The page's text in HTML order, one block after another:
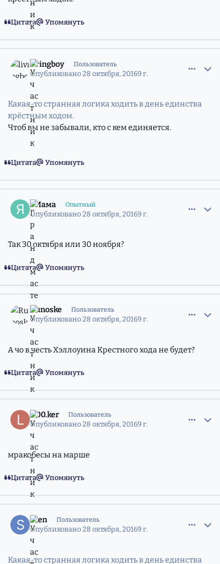
Цитата Упомянуть
livingboy Пользователь
Опубликовано28 октября, 20169 г.
Какая-то странная логика ходить в день единства
крёстным ходом.
Чтоб вы не забывали, кто с кем единяется.
Цитата Упомянуть
яМама Опытный
Опубликовано28 октября, 20169 г.
Так 30 октября или 30 ноября?
Цитата Упомянуть
Runoske Пользователь
Опубликовано28 октября, 20169 г.
comment_11216272
Статистика авторов
А чо в честь Хэллоуина Крестного хода не будет?
Цитата Упомянуть
L.00.ker Пользователь
Опубликовано28 октября, 20169 г.
мракобесы на марше
Цитата Упомянуть
Sten Пользователь
Опубликовано28 октября, 20169 г.
Какая-то странная логика ходить в день единства